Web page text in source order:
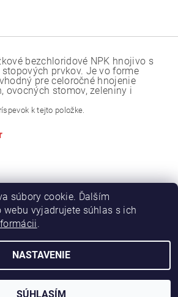
bezchloridové NPK hnojivo s
prvkov. Je vo forme
pre celoročné hnojenie
ovocných stomov, zeleniny i
k tejto položke.
hadíc
diely na traktory Zetor, všetky práva vyhradené
Vytvoril Shoptet
súbory cookie. Ďalším
vyjadrujete súhlas s ich
.
NASTAVENIE
SÚHLASÍM